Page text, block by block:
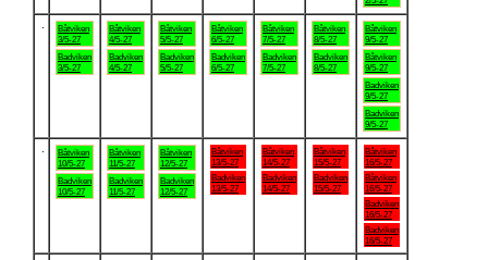
Båtviken
3/5-27
Badviken
3/5-27
Båtviken
4/5-27
Badviken
4/5-27
Båtviken
5/5-27
Badviken
5/5-27
Båtviken
6/5-27
Badviken
6/5-27
Båtviken
7/5-27
Badviken
7/5-27
Båtviken
8/5-27
Badviken
8/5-27
Båtviken
9/5-27
Båtviken
9/5-27
Badviken
9/5-27
Badviken
9/5-27
Båtviken
10/5-27
Badviken
10/5-27
Båtviken
11/5-27
Badviken
11/5-27
Båtviken
12/5-27
Badviken
12/5-27
Båtviken
13/5-27
Badviken
13/5-27
Båtviken
14/5-27
Badviken
14/5-27
Båtviken
15/5-27
Badviken
15/5-27
Båtviken
16/5-27
Båtviken
16/5-27
Badviken
16/5-27
Badviken
16/5-27